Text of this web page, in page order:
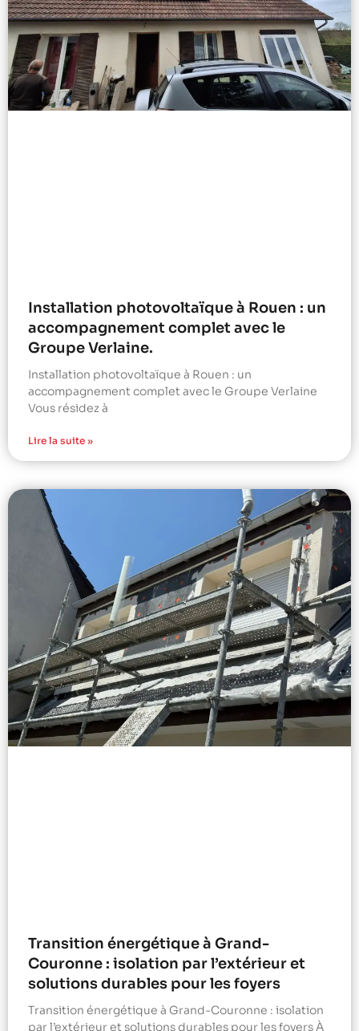
Installation photovoltaïque à Rouen : un
accompagnement complet avec le
Groupe Verlaine.
Installation photovoltaïque à Rouen : un
accompagnement complet avec le Groupe Verlaine
Vous résidez à
Lire la suite »
Transition énergétique à Grand-
Couronne : isolation par l’extérieur et
solutions durables pour les foyers
Transition énergétique à Grand-Couronne : isolation
par l’extérieur et solutions durables pour les foyers À